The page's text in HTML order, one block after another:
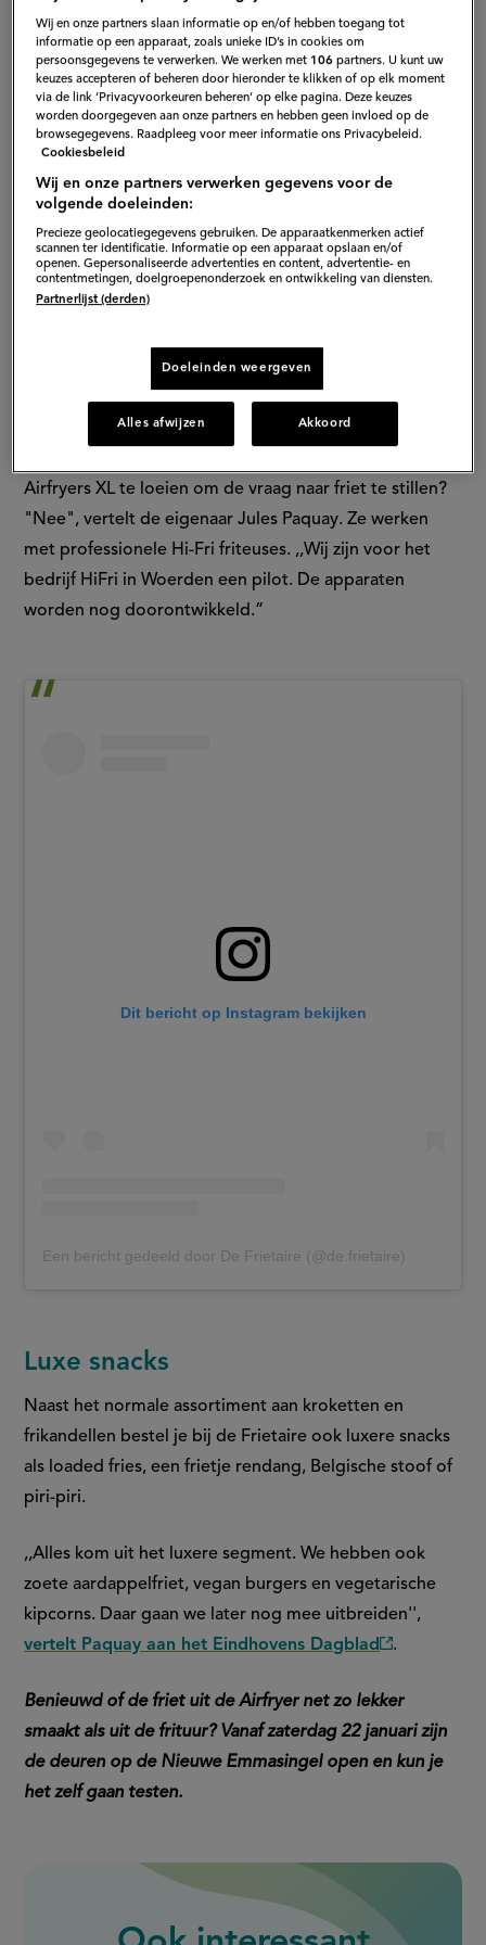
De Frietaire
De Frietaire, zoals de friettent gaat heten, opent op de
Airfryers XL te loeien om de vraag naar friet te stillen?
"Nee", vertelt de eigenaar Jules Paquay. Ze werken
met professionele Hi-Fri friteuses. ,,Wij zijn voor het
bedrijf HiFri in Woerden een pilot. De apparaten
worden nog doorontwikkeld.”
Dit bericht op Instagram bekijken
Een bericht gedeeld door De Frietaire (@de.frietaire)
Luxe snacks
Naast het normale assortiment aan kroketten en
frikandellen bestel je bij de Frietaire ook luxere snacks
als loaded fries, een frietje rendang, Belgische stoof of
piri-piri.
,,Alles kom uit het luxere segment. We hebben ook
zoete aardappelfriet, vegan burgers en vegetarische
kipcorns. Daar gaan we later nog mee uitbreiden'',
vertelt Paquay aan het Eindhovens Dagblad(externe
.
Benieuwd of de friet uit de Airfryer net zo lekker
smaakt als uit de frituur? Vanaf zaterdag 22 januari zijn
de deuren op de Nieuwe Emmasingel open en kun je
het zelf gaan testen.
Wij en onze partners slaan informatie op en/of hebben toegang tot
informatie op een apparaat, zoals unieke ID’s in cookies om
persoonsgegevens te verwerken. We werken met 106 partners. U kunt uw
keuzes accepteren of beheren door hieronder te klikken of op elk moment
via de link ‘Privacyvoorkeuren beheren’ op elke pagina. Deze keuzes
worden doorgegeven aan onze partners en hebben geen invloed op de
browsegegevens. Raadpleeg voor meer informatie ons Privacybeleid.
Cookiesbeleid
Wij en onze partners verwerken gegevens voor de
volgende doeleinden:
Precieze geolocatiegegevens gebruiken. De apparaatkenmerken actief
scannen ter identificatie. Informatie op een apparaat opslaan en/of
openen. Gepersonaliseerde advertenties en content, advertentie- en
contentmetingen, doelgroepenonderzoek en ontwikkeling van diensten.
Partnerlijst (derden)
Doeleinden weergeven
Alles afwijzen Akkoord